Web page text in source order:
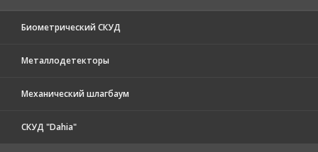
Биометрический СКУД
Металлодетекторы
Механический шлагбаум
СКУД "Dahia"